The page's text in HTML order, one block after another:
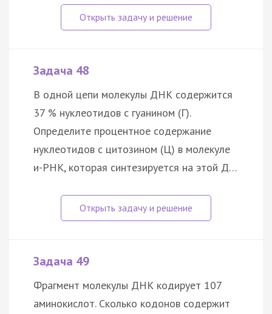
Задача 48
В одной цепи молекулы ДНК содержится
37 % нуклеотидов с гуанином (Г).
Определите процентное содержание
нуклеотидов с цитозином (Ц) в молекуле
и-РНК, которая синтезируется на этой Д…
Задача 49
Фрагмент молекулы ДНК кодирует 107
аминокислот. Сколько кодонов содержит